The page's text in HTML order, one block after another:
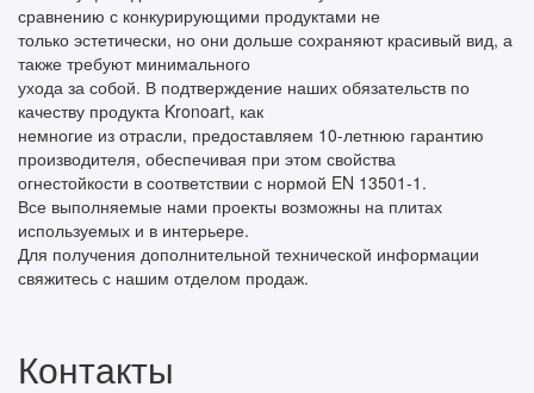
сравнению с конкурирующими продуктами не
только эстетически, но они дольше сохраняют красивый вид, а
также требуют минимального
ухода за собой. В подтверждение наших обязательств по
качеству продукта Kronoart, как
немногие из отрасли, предоставляем 10-летнюю гарантию
производителя, обеспечивая при этом свойства
огнестойкости в соответствии с нормой EN 13501-1.
Все выполняемые нами проекты возможны на плитах
используемых и в интерьере.
Для получения дополнительной технической информации
свяжитесь с нашим отделом продаж.
Контакты